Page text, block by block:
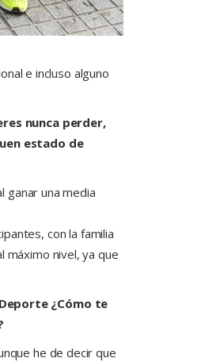
e incluso alguno
nunca perder,
estado de
ganar una media
con la familia
nivel, ya que
¿Cómo te
he de decir que